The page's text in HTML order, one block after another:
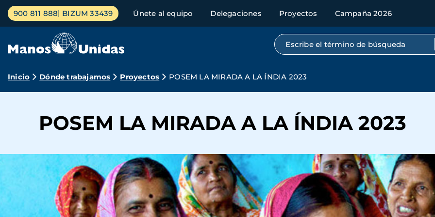
Pasar
contenido
Menú
principal
900 811 888 BIZUM 33439 Únete al equipo Delegaciones Proyectos Campaña 2026
Búsqueda por texto completo
Ruta
navegación
Inicio Dónde trabajamos Proyectos POSEM LA MIRADA A LA ÍNDIA 2023
POSEM LA MIRADA A LA ÍNDIA 2023